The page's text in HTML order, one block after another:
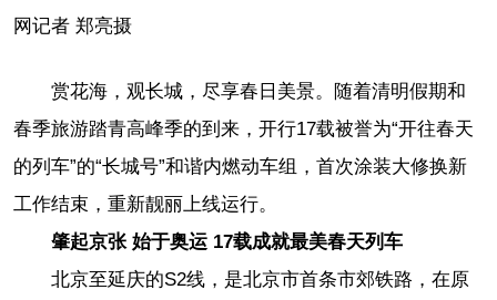
网记者 郑亮摄
赏花海，观长城，尽享春日美景。随着清明假期和
春季旅游踏青高峰季的到来，开行17载被誉为“开往春天
的列车”的“长城号”和谐内燃动车组，首次涂装大修换新
工作结束，重新靓丽上线运行。
肇起京张 始于奥运 17载成就最美春天列车
北京至延庆的S2线，是北京市首条市郊铁路，在原